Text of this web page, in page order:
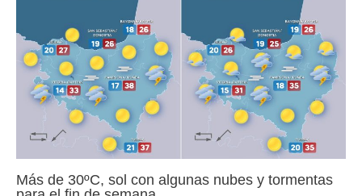
Más de 30ºC, sol con algunas nubes y tormentas